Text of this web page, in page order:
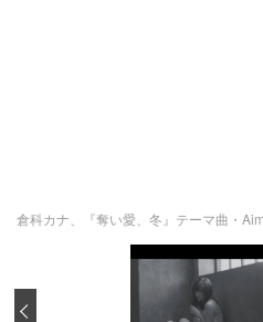
倉科カナ、『奪い愛、冬』テーマ曲・